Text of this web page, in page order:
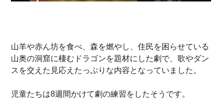
山羊や赤ん坊を食べ、森を燃やし、住民を困らせている
山奥の洞窟に棲むドラゴンを題材にした劇で、歌やダン
スを交えた見応えたっぷりな内容となっていました。
児童たちは8週間かけて劇の練習をしたそうです。